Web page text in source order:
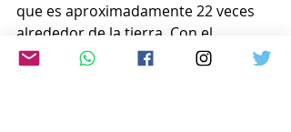
que es aproximadamente 22 veces
alrededor de la tierra. Con el
mensaje «Dale a cada sueño la